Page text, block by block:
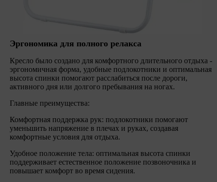
Эргономика для полного релакса
Кресло было создано для комфортного длительного отдыха -
эргономичная форма, удобные подлокотники и оптимальная
высота спинки помогают расслабиться после дороги,
активного дня или долгого пребывания на ногах.
Главные преимущества:
Комфортная поддержка рук: подлокотники помогают
уменьшить напряжение в плечах и руках, создавая
комфортные условия для отдыха.
Удобное положение тела: оптимальная высота спинки
поддерживает естественное положение позвоночника и
повышает комфорт во время сидения.